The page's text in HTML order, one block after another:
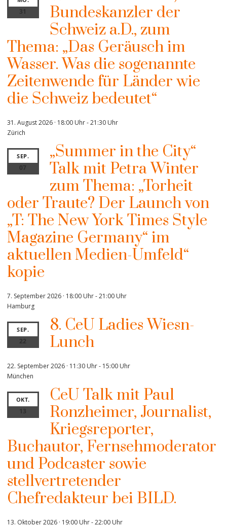
31
Bundeskanzler der
Schweiz a.D., zum
Thema: „Das Geräusch im
Wasser. Was die sogenannte
Zeitenwende für Länder wie
die Schweiz bedeutet“
31. August 2026 · 18:00 Uhr-21:30 Uhr
Zürich
SEP.
07
„Summer in the City“
Talk mit Petra Winter
zum Thema: „Torheit
oder Traute? Der Launch von
„T: The New York Times Style
Magazine Germany“ im
aktuellen Medien-Umfeld“
kopie
7. September 2026 · 18:00 Uhr-21:00 Uhr
Hamburg
SEP.
22
8. CeU Ladies Wiesn-
Lunch
22. September 2026 · 11:30 Uhr- 15:00 Uhr
München
OKT.
13
CeU Talk mit Paul
Ronzheimer, Journalist,
Kriegsreporter,
Buchautor, Fernsehmoderator
und Podcaster sowie
stellvertretender
Chefredakteur bei BILD.
13. Oktober 2026 · 19:00 Uhr-22:00 Uhr